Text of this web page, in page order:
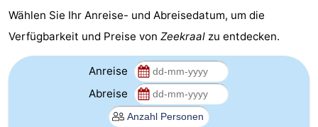
Leiden
Bollenstreek
Natur
-
Wählen Sie Ihr Anreise- und Abreisedatum, um die
Verfügbarkeit und Preise von Zeekraal zu entdecken.
Anreise
Abreise